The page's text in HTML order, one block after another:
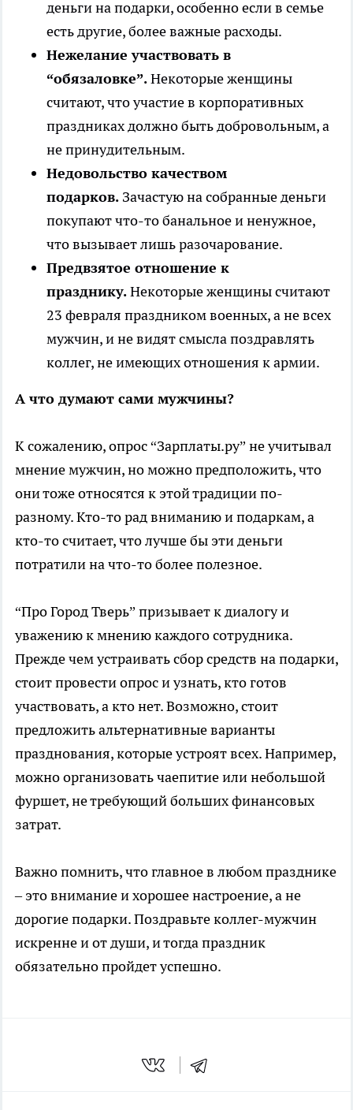
деньги на подарки, особенно если в семье
есть другие, более важные расходы.
Нежелание участвовать в
“обязаловке”.Некоторые женщины
считают, что участие в корпоративных
праздниках должно быть добровольным, а
не принудительным.
Недовольство качеством
подарков. Зачастую на собранные деньги
покупают что-то банальное и ненужное,
что вызывает лишь разочарование.
Предвзятое отношение к
празднику.Некоторые женщины считают
23 февраля праздником военных, а не всех
мужчин, и не видят смысла поздравлять
коллег, не имеющих отношения к армии.
А что думают сами мужчины?
К сожалению, опрос “Зарплаты.ру” не учитывал
мнение мужчин, но можно предположить, что
они тоже относятся к этой традиции по-
разному. Кто-то рад вниманию и подаркам, а
кто-то считает, что лучше бы эти деньги
потратили на что-то более полезное.
“Про Город Тверь” призывает к диалогу и
уважению к мнению каждого сотрудника.
Прежде чем устраивать сбор средств на подарки,
стоит провести опрос и узнать, кто готов
участвовать, а кто нет. Возможно, стоит
предложить альтернативные варианты
празднования, которые устроят всех. Например,
можно организовать чаепитие или небольшой
фуршет, не требующий больших финансовых
затрат.
Важно помнить, что главное в любом празднике
– это внимание и хорошее настроение, а не
дорогие подарки. Поздравьте коллег-мужчин
искренне и от души, и тогда праздник
обязательно пройдет успешно.